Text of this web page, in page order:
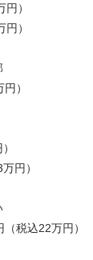
）
）
）
円）
税込22万円）